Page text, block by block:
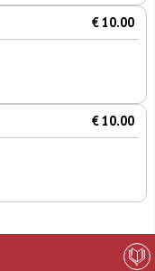
€ 10.00
€ 10.00